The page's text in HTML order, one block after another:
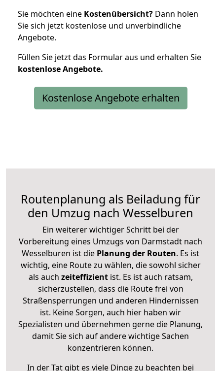
Sie möchten eine Kostenübersicht? Dann holen
Sie sich jetzt kostenlose und unverbindliche
Angebote.
Füllen Sie jetzt das Formular aus und erhalten Sie
kostenloseAngebote.
Kostenlose Angebote erhalten
Routenplanung als Beiladung für
den Umzug nach Wesselburen
Ein weiterer wichtiger Schritt bei der
Vorbereitung eines Umzugs von Darmstadt nach
Wesselburen ist die Planung der Routen. Es ist
wichtig, eine Route zu wählen, die sowohl sicher
als auch zeiteffizientist. Es ist auch ratsam,
sicherzustellen, dass die Route frei von
Straßensperrungen und anderen Hindernissen
ist. Keine Sorgen, auch hier haben wir
Spezialisten und übernehmen gerne die Planung,
damit Sie sich auf andere wichtige Sachen
konzentrieren können.
In der Tat gibt es viele Dinge zu beachten bei